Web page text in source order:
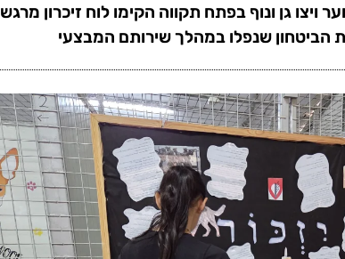
ויצו גן ונוף בפתח תקווה הקימו לוח זיכרון מרגש
הביטחון שנפלו במהלך שירותם המבצעי